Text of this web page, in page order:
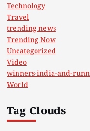
Technology
Travel
trending news
Trending Now
Uncategorized
Video
winners-india-and-
World
Tag Clouds